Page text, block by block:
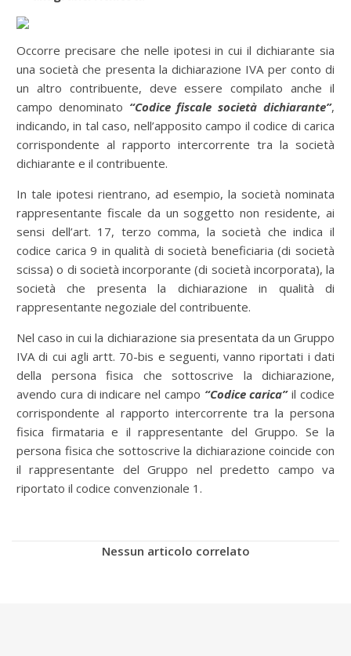
Occorre precisare che nelle ipotesi in cui il dichiarante sia
una società che presenta la dichiarazione IVA per conto di
un altro contribuente, deve essere compilato anche il
campo denominato “Codice fiscale società dichiarante”,
indicando, in tal caso, nell’apposito campo il codice di carica
corrispondente al rapporto intercorrente tra la società
dichiarante e il contribuente.
In tale ipotesi rientrano, ad esempio, la società nominata
rappresentante fiscale da un soggetto non residente, ai
sensi dell’art. 17, terzo comma, la società che indica il
codice carica 9 in qualità di società beneficiaria (di società
scissa) o di società incorporante (di società incorporata), la
società che presenta la dichiarazione in qualità di
rappresentante negoziale del contribuente.
Nel caso in cui la dichiarazione sia presentata da un Gruppo
IVA di cui agli artt. 70-bis e seguenti, vanno riportati i dati
della persona fisica che sottoscrive la dichiarazione,
avendo cura di indicare nel campo “Codice carica”il codice
corrispondente al rapporto intercorrente tra la persona
fisica firmataria e il rappresentante del Gruppo. Se la
persona fisica che sottoscrive la dichiarazione coincide con
il rappresentante del Gruppo nel predetto campo va
riportato il codice convenzionale 1.
Nessun articolo correlato